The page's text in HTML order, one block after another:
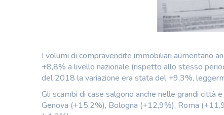
I volumi di compravendite immobiliari aumentano
+8,8% a livello nazionale (rispetto allo stesso
del 2018 la variazione era stata del +9,3%,
Gli scambi di case salgono anche nelle grandi città
Genova (+15,2%), Bologna (+12,9%), Roma